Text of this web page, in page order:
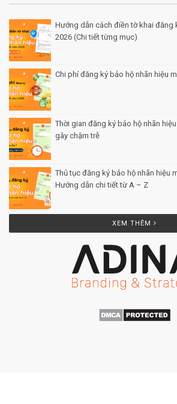
Hướng dẫn cách điền tờ khai đăng
2026 (Chi tiết từng mục)
Chi phí đăng ký bảo hộ nhãn hiệu
Thời gian đăng ký bảo hộ nhãn
gây chậm trễ
Thủ tục đăng ký bảo hộ nhãn hiệu
Hướng dẫn chi tiết từ A – Z
XEM THÊM